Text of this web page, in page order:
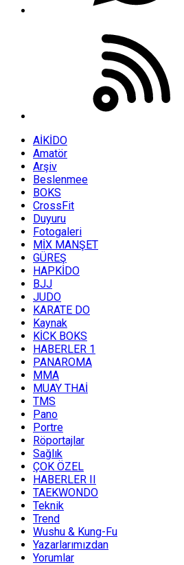
AİKİDO
Amatör
Arşiv
Beslenmee
BOKS
CrossFit
Duyuru
Fotogaleri
MİX MANŞET
GÜREŞ
HAPKİDO
BJJ
JUDO
KARATE DO
Kaynak
KİCK BOKS
HABERLER 1
PANAROMA
MMA
MUAY THAİ
TMS
Pano
Portre
Röportajlar
Sağlık
ÇOK ÖZEL
HABERLER II
TAEKWONDO
Teknik
Trend
Wushu & Kung-Fu
Yazarlarımızdan
Yorumlar